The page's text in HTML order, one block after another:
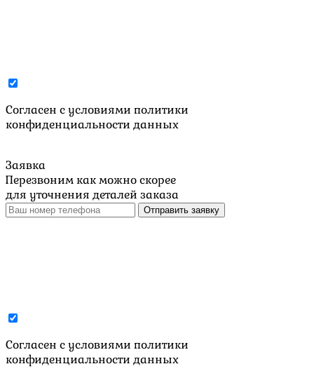
Cогласен с условиями политики
конфиденциальности данных
Заявка
Перезвоним как можно скорее
для уточнения деталей заказа
Отправить заявку
Cогласен с условиями политики
конфиденциальности данных